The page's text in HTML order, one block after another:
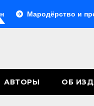
Мародёрство и
АВТОРЫ ОБ